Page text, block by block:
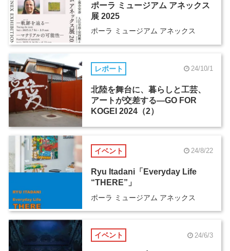
ポーラ ミュージアム アネックス
展 2025
ポーラ ミュージアム アネックス
レポート 24/10/1
北陸を舞台に、暮らしと工芸、
アートが交差する―GO FOR
KOGEI 2024（2）
イベント 24/8/22
Ryu Itadani「Everyday Life
“THERE”」
ポーラ ミュージアム アネックス
イベント 24/6/3